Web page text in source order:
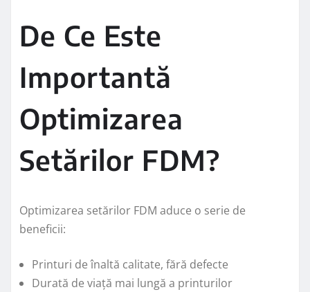
De Ce Este
Importantă
Optimizarea
Setărilor FDM?
Optimizarea setărilor FDM aduce o serie de
beneficii:
Printuri de înaltă calitate, fără defecte
Durată de viață mai lungă a printurilor